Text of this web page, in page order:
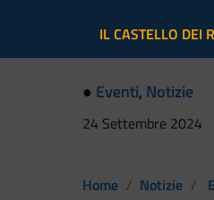
IL CASTELLO DEI
● Eventi, Notizie
24 Settembre 2024
Home Notizie